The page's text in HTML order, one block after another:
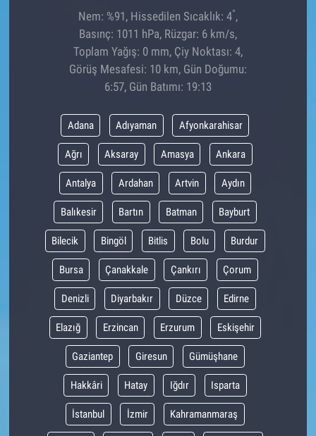
Nem: %91, Hissedilen Sıcaklık: 4°,
Basınç: 1011 hPa, Rüzgar: 6 km/s,
Toplam Yağış: 0 mm, Çiy Noktası: 4,
Görüş Mesafesi: 10 km, Gün Doğumu:
6:57, Gün Batımı: 19:13
Adana Adıyaman Afyonkarahisar
Ağrı Aksaray Amasya Ankara
Antalya Ardahan Artvin Aydın
Balıkesir Bartın Batman Bayburt
Bilecik Bingöl Bitlis Bolu Burdur
Bursa Çanakkale Çankırı Çorum
Denizli Diyarbakır Düzce Edirne
Elazığ Erzincan Erzurum Eskişehir
Gaziantep Giresun Gümüşhane
Hakkâri Hatay Iğdır Isparta
İstanbul İzmir Kahramanmaraş